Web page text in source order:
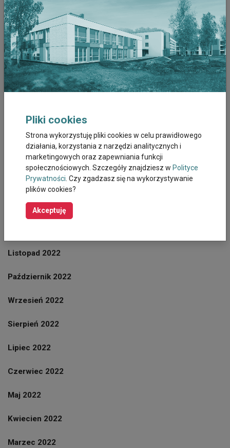
Wrzesień 2023
Sierpień 2023
Lipiec 2023
Czerwiec 2023
Kwiecien 2023
Marzec 2023
Luty 2023
Styczeń 2023
Listopad 2022
Październik 2022
Wrzesień 2022
Sierpień 2022
Lipiec 2022
Czerwiec 2022
Maj 2022
Kwiecien 2022
Marzec 2022
Pliki cookies
Strona wykorzystuję pliki cookies w celu prawidłowego
działania, korzystania z narzędzi analitycznych i
marketingowych oraz zapewniania funkcji
społecznościowych. Szczegóły znajdziesz w Polityce
Prywatności . Czy zgadzasz się na wykorzystywanie
plików cookies?
Akceptuję